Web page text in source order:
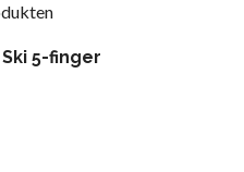
5-finger